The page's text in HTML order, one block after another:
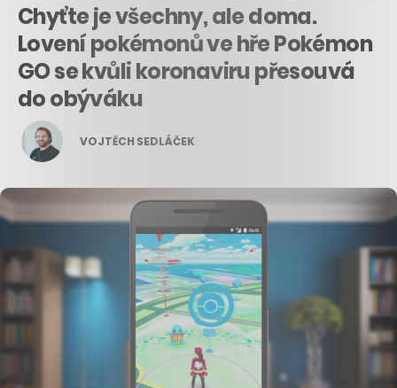
Chyťte je všechny, ale doma.
Lovení pokémonů ve hře Pokémon
GO se kvůli koronaviru přesouvá
do obýváku
VOJTĚCH SEDLÁČEK